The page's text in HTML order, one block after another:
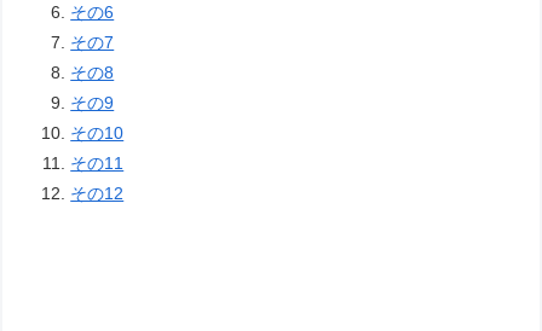
その6
その7
その8
その9
その10
その11
その12